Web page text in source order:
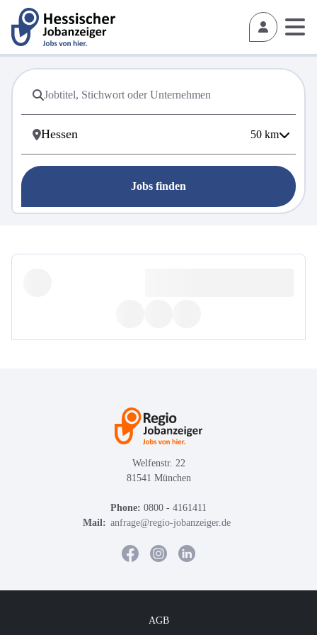
50 km
Jobs finden
Welfenstr. 22
81541 München
Phone: 0800 - 4161411
Mail: anfrage@regio-jobanzeiger.de
AGB